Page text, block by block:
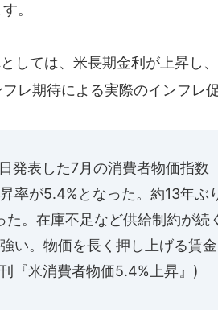
。
しては、米長期金利が上昇し
レ期待による実際のインフレ
日発表した7月の消費者物価指
率が5.4%となった。約13年ぶ
た。在庫不足など供給制約が続
強い。物価を長く押し上げる賃
『米消費者物価5.4%上昇』)